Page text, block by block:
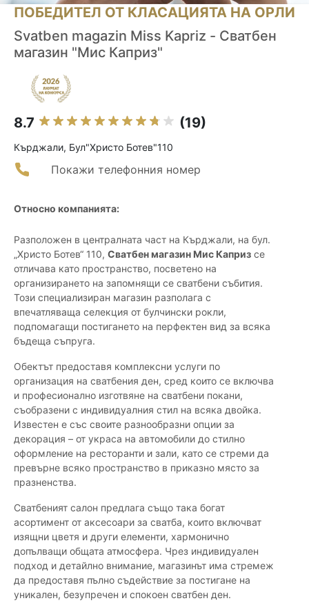
ПОБЕДИТЕЛ ОТ КЛАСАЦИЯТА НА ОРЛИ
Svatben magazin Miss Kapriz - Сватбен
магазин "Мис Каприз"
8.7 (19)
Кърджали, Бул"Христо Ботев"110
Покажи телефонния номер
Относно компанията:
Разположен в централната част на Кърджали, на бул.
„Христо Ботев“ 110, Сватбен магазин Мис Каприз се
отличава като пространство, посветено на
организирането на запомнящи се сватбени събития.
Този специализиран магазин разполага с
впечатляваща селекция от булчински рокли,
подпомагащи постигането на перфектен вид за всяка
бъдеща съпруга.
Обектът предоставя комплексни услуги по
организация на сватбения ден, сред които се включва
и професионално изготвяне на сватбени покани,
съобразени с индивидуалния стил на всяка двойка.
Известен е със своите разнообразни опции за
декорация – от украса на автомобили до стилно
оформление на ресторанти и зали, като се стреми да
превърне всяко пространство в приказно място за
празненства.
Сватбеният салон предлага също така богат
асортимент от аксесоари за сватба, които включват
изящни цветя и други елементи, хармонично
допълващи общата атмосфера. Чрез индивидуален
подход и детайлно внимание, магазинът има стремеж
да предоставя пълно съдействие за постигане на
уникален, безупречен и спокоен сватбен ден.